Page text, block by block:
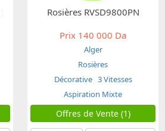
Rosières RVSD9800PN
Prix 140 000 Da
Alger
Rosières
Décorative 3 Vitesses
Aspiration Mixte
Offres de Vente (1)